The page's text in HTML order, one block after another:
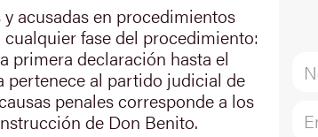
acusadas en procedimientos
fase del procedimiento:
primera declaración hasta el
pertenece al partido judicial de
penales corresponde a los
de Don Benito.